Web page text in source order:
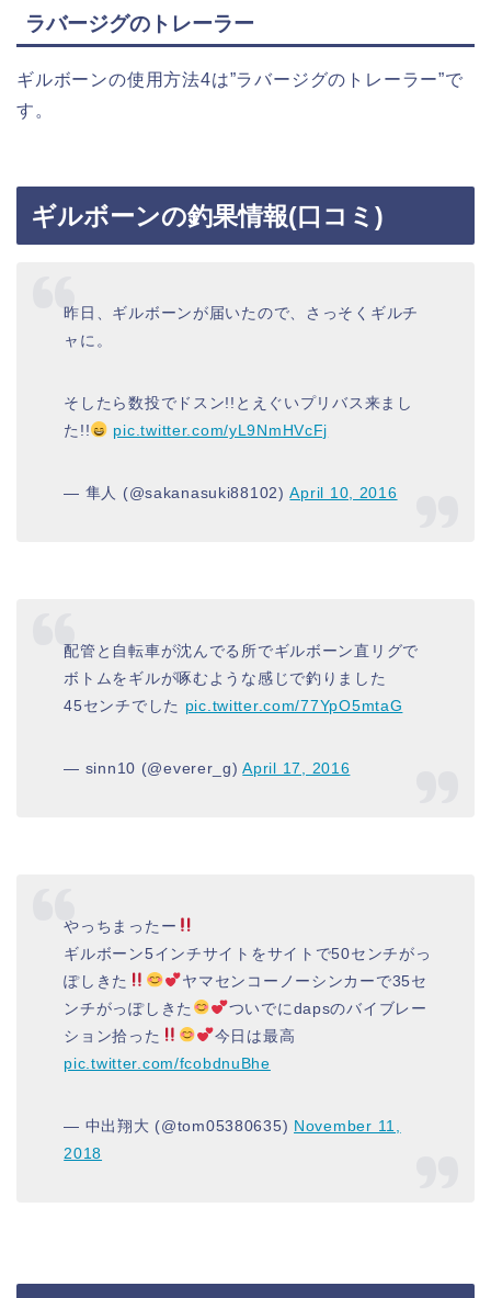
ラバージグのトレーラー
ギルボーンの使用方法4は”ラバージグのトレーラー”で
す。
ギルボーンの釣果情報(口コミ)
昨日、ギルボーンが届いたので、さっそくギルチ
ャに。
そしたら数投でドスン!!とえぐいプリバス来まし
た!!
pic.twitter.com/yL9NmHVcFj
— 隼人 (@sakanasuki88102)April 10, 2016
配管と自転車が沈んでる所でギルボーン直リグで
ボトムをギルが啄むような感じで釣りました
45センチでした pic.twitter.com/77YpO5mtaG
— sinn10 (@everer_g)April 17, 2016
やっちまったー
ギルボーン5インチサイトをサイトで50センチがっ
ぽしきた
ヤマセンコーノーシンカーで35セ
ンチがっぽしきた
ついでにdapsのバイブレー
ション拾った
今日は最高
pic.twitter.com/fcobdnuBhe
— 中出翔大 (@tom05380635) November 11,
2018